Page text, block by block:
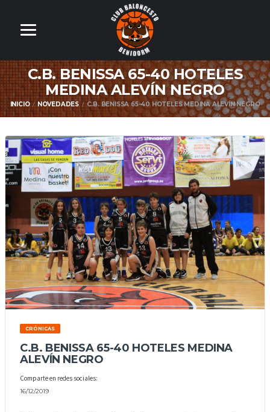
C.B. BENISSA 65-40 HOTELES
MEDINA ALEVÍN NEGRO
INICIO NOVEDADES C.B. BENISSA 65-40 HOTELES MEDINA ALEVÍN NEGRO
CRÓNICAS
C.B. BENISSA 65-40 HOTELES MEDINA
ALEVÍN NEGRO
Comparte en redes sociales:
16/12/2019